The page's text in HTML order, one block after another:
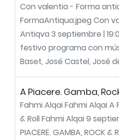
Con valentia - Forma
FormaAntiqua.jpeg Con
Antiqva 3 septiembre |
festivo programa con
Baset, José Castel, José
A Piacere. Gamba,
Fahmi Alqai Fahmi Alqai A
& Roll Fahmi Alqai 9
PIACERE. GAMBA, ROCK &